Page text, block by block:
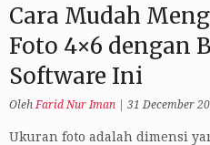
Cara Mudah
Foto 4×6 dengan
Software Ini
Oleh Farid Nur Iman 31 December
Ukuran foto adalah dimensi